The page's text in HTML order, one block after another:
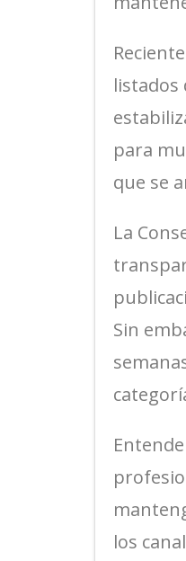
listados
para
que se
La
Sin
los